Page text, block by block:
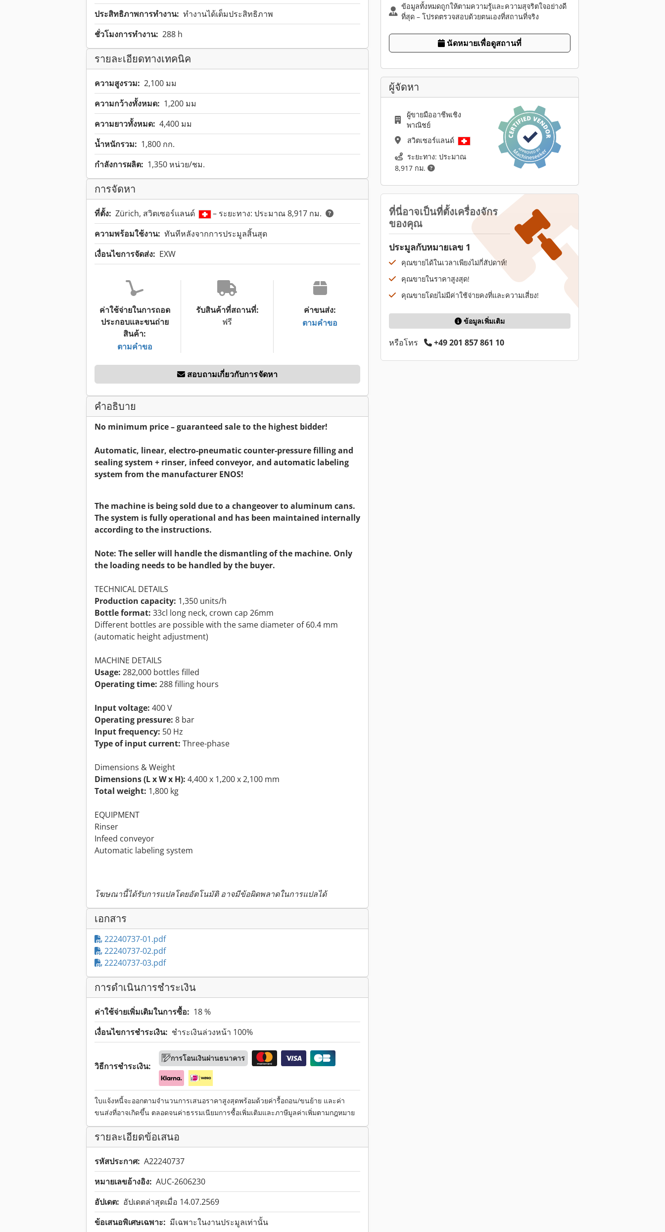
ประสิทธิภาพการทำงาน: ทำงานได้เต็มประสิทธิภาพ
ชั่วโมงการทำงาน: 288 h
รายละเอียดทางเทคนิค
ความสูงรวม: 2,100 มม
ความกว้างทั้งหมด: 1,200 มม
ความยาวทั้งหมด: 4,400 มม
น้ำหนักรวม: 1,800 กก.
กำลังการผลิต: 1,350 หน่วย/ชม.
การจัดหา
ที่ตั้ง: Zürich, สวิตเซอร์แลนด์
– ระยะทาง: ประมาณ 8,917 กม.
ความพร้อมใช้งาน: ทันทีหลังจากการประมูลสิ้นสุด
เงื่อนไขการจัดส่ง: EXW
ค่าใช้จ่ายในการถอด
ประกอบและขนถ่าย
สินค้า:
ตามคำขอ
รับสินค้าที่สถานที่:
ฟรี
ค่าขนส่ง:
ตามคำขอ
สอบถามเกี่ยวกับการจัดหา
คำอธิบาย
No minimum price – guaranteed sale to the highest bidder!
Automatic, linear, electro-pneumatic counter-pressure filling and
sealing system + rinser, infeed conveyor, and automatic labeling
system from the manufacturer ENOS!
The machine is being sold due to a changeover to aluminum cans.
The system is fully operational and has been maintained internally
according to the instructions.
Note: The seller will handle the dismantling of the machine. Only
the loading needs to be handled by the buyer.
TECHNICAL DETAILS
Production capacity: 1,350 units/h
Bottle format: 33cl long neck, crown cap 26mm
Different bottles are possible with the same diameter of 60.4 mm
(automatic height adjustment)
MACHINE DETAILS
Usage: 282,000 bottles filled
Operating time: 288 filling hours
Input voltage: 400 V
Operating pressure: 8 bar
Input frequency: 50 Hz
Type of input current: Three-phase
Dimensions & Weight
Dimensions (L x W x H): 4,400 x 1,200 x 2,100 mm
Total weight: 1,800 kg
EQUIPMENT
Rinser
Infeed conveyor
Automatic labeling system
โฆษณานี้ได้รับการแปลโดยอัตโนมัติ อาจมีข้อผิดพลาดในการแปลได้
เอกสาร
22240737-01.pdf
22240737-02.pdf
22240737-03.pdf
การดำเนินการชำระเงิน
ค่าใช้จ่ายเพิ่มเติมในการซื้อ: 18 %
เงื่อนไขการชำระเงิน: ชำระเงินล่วงหน้า 100%
วิธีการชำระเงิน:
การโอนเงินผ่านธนาคาร
ใบแจ้งหนี้จะออกตามจำนวนการเสนอราคาสูงสุดพร้อมด้วยค่ารื้อถอน/ขนย้าย และค่า
ขนส่งที่อาจเกิดขึ้น ตลอดจนค่าธรรมเนียมการซื้อเพิ่มเติมและภาษีมูลค่าเพิ่มตามกฎหมาย
รายละเอียดข้อเสนอ
รหัสประกาศ: A22240737
หมายเลขอ้างอิง: AUC-2606230
อัปเดต: อัปเดตล่าสุดเมื่อ 14.07.2569
ข้อเสนอพิเศษเฉพาะ: มีเฉพาะในงานประมูลเท่านั้น
ข้อมูลทั้งหมดถูกให้ตามความรู้และความสุจริตใจอย่างดี
ที่สุด – โปรดตรวจสอบด้วยตนเองที่สถานที่จริง
นัดหมายเพื่อดูสถานที่
ผู้จัดหา
ผู้ขายมืออาชีพเชิง
พาณิชย์
สวิตเซอร์แลนด์
ระยะทาง: ประมาณ
8,917 กม.
ที่นี่อาจเป็นที่ตั้งเครื่องจักร
ของคุณ
ประมูลกับหมายเลข 1
คุณขายได้ในเวลาเพียงไม่กี่สัปดาห์!
คุณขายในราคาสูงสุด!
คุณขายโดยไม่มีค่าใช้จ่ายคงที่และความเสี่ยง!
ข้อมูลเพิ่มเติม
หรือโทร +49 201 857 861 10